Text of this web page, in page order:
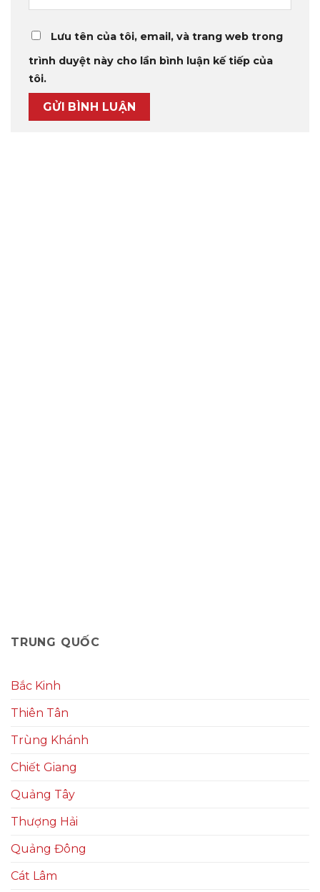
Lưu tên của tôi, email, và trang web trong
trình duyệt này cho lần bình luận kế tiếp của
tôi.
TRUNG QUỐC
Bắc Kinh
Thiên Tân
Trùng Khánh
Chiết Giang
Quảng Tây
Thượng Hải
Quảng Đông
Cát Lâm